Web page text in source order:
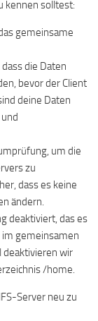
kennen solltest:
gemeinsame
die Daten
bevor der Client
deine Daten
um die
zu
dass es keine
ändern.
deaktiviert, das es
gemeinsamen
deaktivieren wir
/home.
Server neu zu